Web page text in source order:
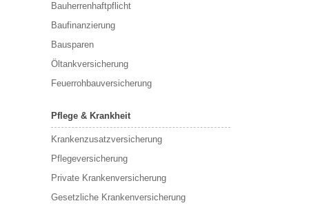
Bauherrenhaftpflicht
Baufinanzierung
Bausparen
Öltankversicherung
Feuerrohbauversicherung
Pflege & Krankheit
Krankenzusatzversicherung
Pflegeversicherung
Private Krankenversicherung
Gesetzliche Krankenversicherung